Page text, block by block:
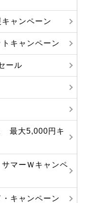
ャンペーン
キャンペーン
ール
最大5,000円キ
マーＷキャンペ
キャンペーン